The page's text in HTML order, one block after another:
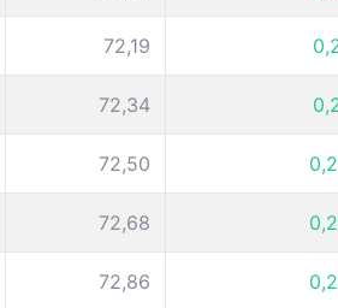
72,19
72,34
72,50
72,68
72,86